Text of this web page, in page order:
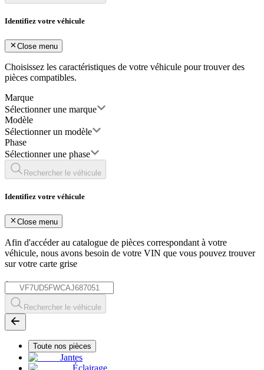
Identifiez votre véhicule
Close menu
Choisissez les caractéristiques de votre véhicule pour trouver des
pièces compatibles.
Marque
Sélectionner une marque
Modèle
Sélectionner un modèle
Phase
Sélectionner une phase
Rechercher le véhicule
Identifiez votre véhicule
Close menu
Afin d'accéder au catalogue de pièces correspondant à votre
véhicule, nous avons besoin de votre VIN que vous pouvez trouver
sur votre carte grise
*
Rechercher le véhicule
Toute nos pièces
Jantes
Éclairage